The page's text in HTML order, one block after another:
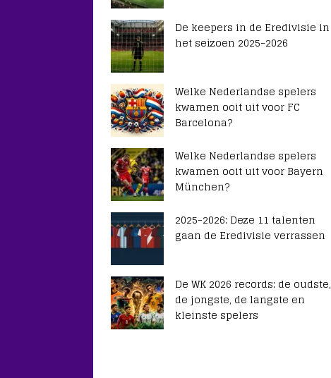
De keepers in de Eredivisie in
het seizoen 2025-2026
Welke Nederlandse spelers
kwamen ooit uit voor FC
Barcelona?
Welke Nederlandse spelers
kwamen ooit uit voor Bayern
München?
2025-2026: Deze 11 talenten
gaan de Eredivisie verrassen
De WK 2026 records: de oudste,
de jongste, de langste en
kleinste spelers